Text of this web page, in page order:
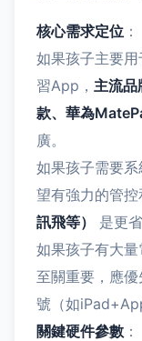
核心需求定位 ：
如果孩子主要
習App， 主流品
款、華為
廣。
如果孩子需要
望有強力的管控
訊飛等）
是更
如果孩子有大量
至關重要，應
號（如
關鍵硬件參數 ：